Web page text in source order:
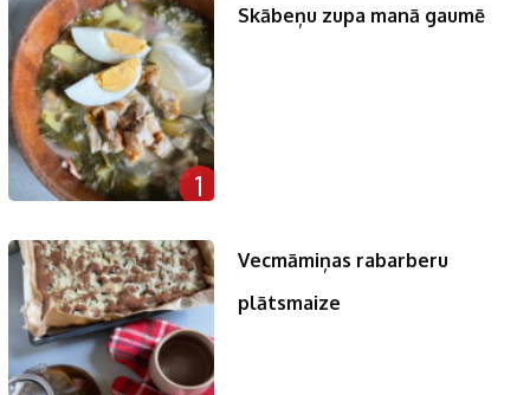
1
Skābeņu zupa manā gaumē
Vecmāmiņas rabarberu
plātsmaize